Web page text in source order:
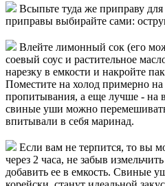
Всыпьте туда же приправу
приправы выбирайте сами:
Влейте лимонный сок (его
соевый соус и растительное
нарезку в емкости и накройте
Поместите на холод примерно на
пропитывания, а еще лучше - на
свиные уши можно
впитывали в себя маринад.
Если вам не терпится, то вы
через 2 часа, не забыв
добавить ее в емкость. Свиные